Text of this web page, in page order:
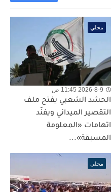
محلي
2026-8-9 11:45 ص
الحشد الشعبي يفتح ملف
التقصير الميداني ويفنّد
اتهامات «المعلومة
المسبقة»...
محلي